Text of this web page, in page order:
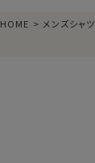
HOME メンズシャツ